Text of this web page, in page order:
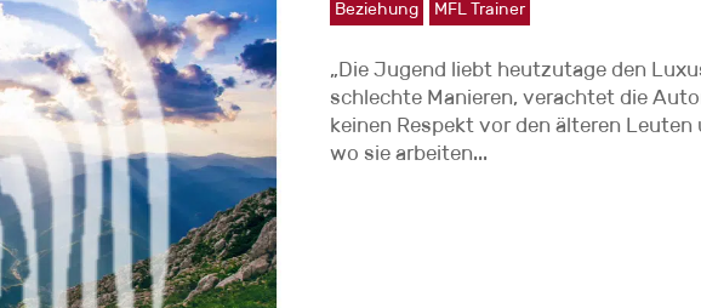
Beziehung MFL Trainer
„Die Jugend liebt heutzutage den
schlechte Manieren, verachtet die
keinen Respekt vor den älteren
wo sie arbeiten...